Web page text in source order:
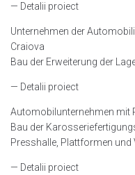
— Detalii proiect
Unternehmen der
Craiova
Bau der Erweiterung der
— Detalii proiect
Automobilunternehmen mit
Bau der
Presshalle, Plattformen
— Detalii proiect